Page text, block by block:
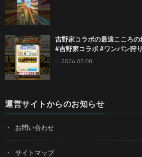
吉野家コラボの最適こころ
#吉野家コラボ #ワンパン狩り
2026.08.08
運営サイトからのお知らせ
お問い合わせ
サイトマップ